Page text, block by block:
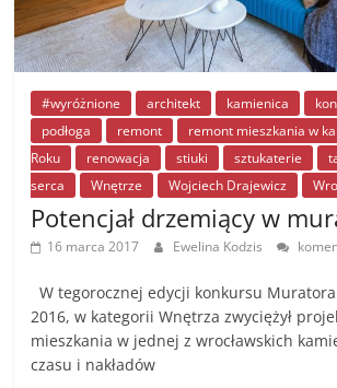
#wyróżnione architekt kamienica
podłoga
remont remont mieszkania w
Roku
renowacja stiuki sztukaterie
serca
Wnętrze Wojciech Drajewicz
Potencjał drzemiący w
16 marca 2017 Ewelina Kodzis
W tegorocznej edycji konkursu
2016, w kategorii Wnętrza zwyciężył
mieszkania w jednej z wrocławskich
czasu i nakładów